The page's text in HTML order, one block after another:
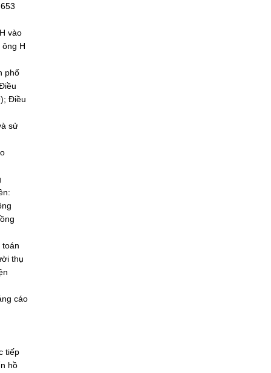
vào
H
phố
Điều
sử
toán
thụ
cáo
tiếp
hồ